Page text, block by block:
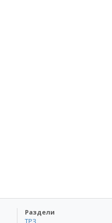
Раздели